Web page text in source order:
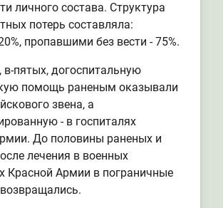
личного состава. Структура
потерь составляла:
пропавшими без вести - 75%.
в-пятых, догоспитальную
помощь раненым оказывали
звена, а
- в госпиталях
До половины раненых и
лечения в военных
Красной Армии в пограничные